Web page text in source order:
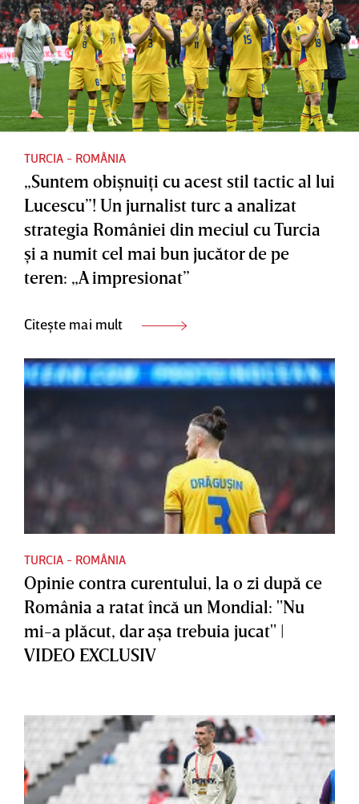
TURCIA - ROMÂNIA
„Suntem obişnuiţi cu acest stil tactic al lui
Lucescu”! Un jurnalist turc a analizat
strategia României din meciul cu Turcia
şi a numit cel mai bun jucător de pe
teren: „A impresionat”
Citește mai mult
TURCIA - ROMÂNIA
Opinie contra curentului, la o zi după ce
România a ratat încă un Mondial: "Nu
mi-a plăcut, dar aşa trebuia jucat" |
VIDEO EXCLUSIV